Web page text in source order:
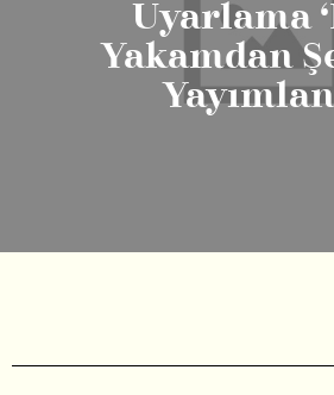
Uyarlama
Yakamdan